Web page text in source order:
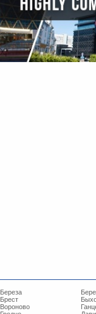
Береза
Брест
Вороново